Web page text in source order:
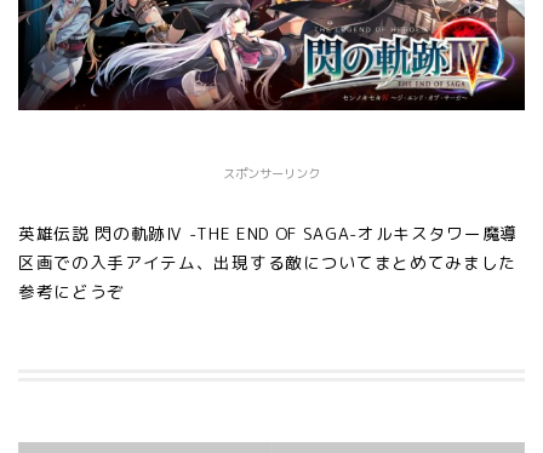
スポンサーリンク
英雄伝説 閃の軌跡Ⅳ -THE END OF SAGA-オルキスタワー魔導
区画での入手アイテム、出現する敵についてまとめてみました
参考にどうぞ